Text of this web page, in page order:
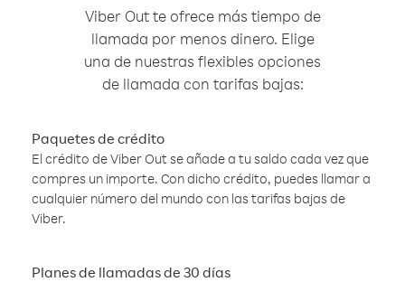
Viber Out te ofrece más tiempo de
llamada por menos dinero. Elige
una de nuestras flexibles opciones
de llamada con tarifas bajas:
Paquetes de crédito
El crédito de Viber Out se añade a tu saldo cada vez que
compres un importe. Con dicho crédito, puedes llamar a
cualquier número del mundo con las tarifas bajas de
Viber.
Planes de llamadas de 30 días